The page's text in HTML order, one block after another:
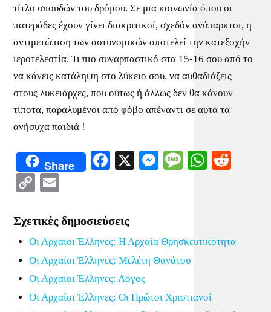
τίτλο σπουδών του δρόμου. Σε μια κοινωνία όπου οι
πατεράδες έχουν γίνει διακριτικοί, σχεδόν ανύπαρκτοι, η
αντιμετώπιση των αστυνομικών αποτελεί την κατεξοχήν
ιεροτελεστία. Τι πιο συναρπαστικό στα 15-16 σου από το
να κάνεις κατάληψη στο λύκειο σου, να αυθαδιάζεις
στους λυκειάρχες, που ούτως ή άλλως δεν θα κάνουν
τίποτα, παραλυμένοι από φόβο απέναντι σε αυτά τα
ανήσυχα παιδιά !
Share Facebook
X Messenger
Message
Copy
Σχετικές δημοσιεύσεις
Οι Αρχαίοι Έλληνες: Η Αρχαία Θρησκευτικότητα
Οι Αρχαίοι Έλληνες: Μελέτη Θανάτου
Οι Αρχαίοι Έλληνες: Λόγος
Οι Αρχαίοι Έλληνες: Οι Πρώτοι Χριστιανοί